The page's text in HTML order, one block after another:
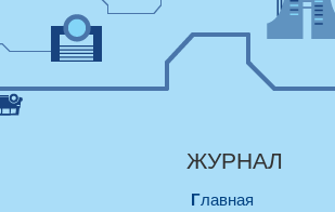
ЖУРНАЛ
Главная